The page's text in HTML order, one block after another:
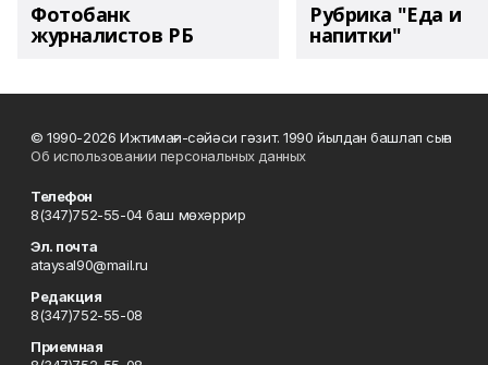
Фотобанк
журналистов РБ
Рубрика "Еда и
напитки"
© 1990-2026 Ижтимағи-сәйәси гәзит. 1990 йылдан башлап сыға
Об использовании персональных данных
Телефон
8(347)752-55-04 баш мөхәррир
Эл. почта
ataysal90@mail.ru
Редакция
8(347)752-55-08
Приемная